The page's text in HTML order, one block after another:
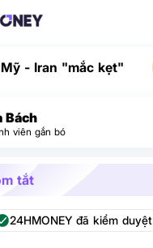
- Iran "mắc kẹt"
Bách
viên gắn bó
tắt
24HMONEY đã kiểm duyệt